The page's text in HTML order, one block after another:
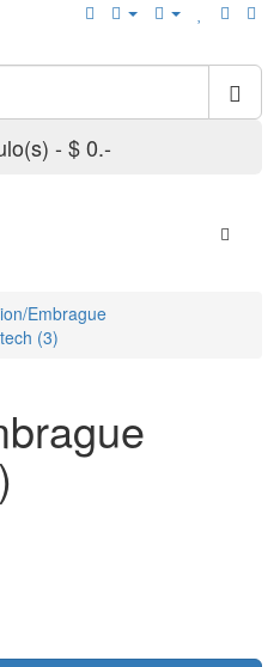
- $ 0.-
Embrague
(3)